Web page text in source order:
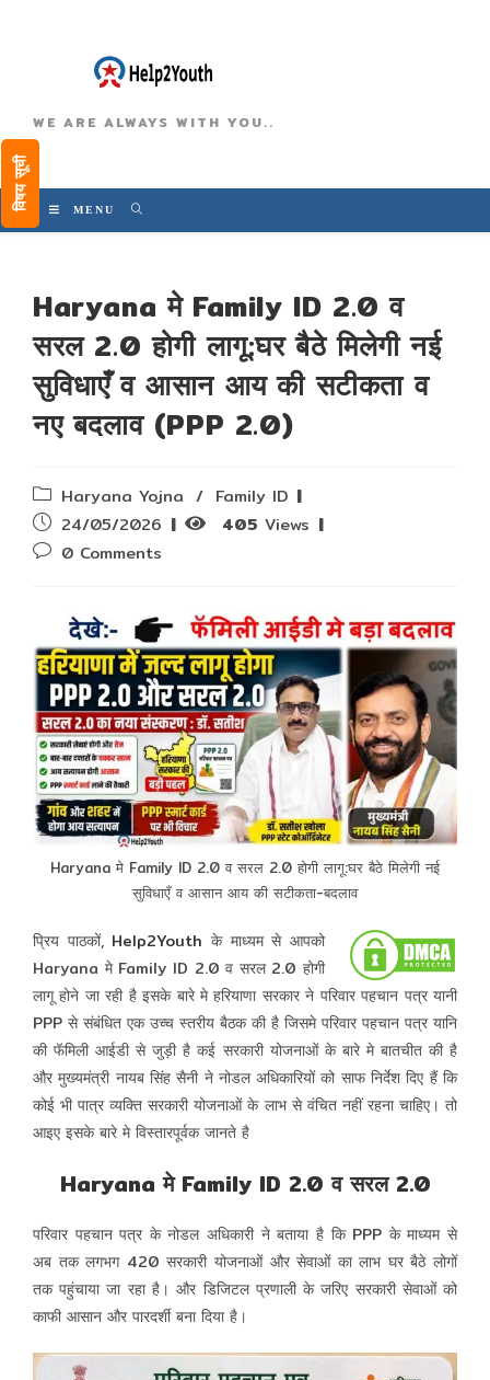
विषय सूची
WE ARE ALWAYS WITH YOU..
MENU
Haryana मे Family ID 2.0 व
सरल 2.0 होगी लागू:घर बैठे मिलेगी नई
सुविधाएँ व आसान आय की सटीकता व
नए बदलाव (PPP 2.0)
Post
category:
Haryana Yojna / Family ID
Post
published:
24/05/2026 405 Views
Post0 Comments
Haryana मे Family ID 2.0 व सरल 2.0 होगी लागू:घर बैठे मिलेगी नई
सुविधाएँ व आसान आय की सटीकता-बदलाव
प्रिय पाठकों, Help2Youth के माध्यम से आपको
Haryana मे Family ID 2.0 व सरल 2.0 होगी
लागू होने जा रही है इसके बारे मे हरियाणा सरकार ने परिवार पहचान पत्र यानी
PPP से संबंधित एक उच्च स्तरीय बैठक की है जिसमे परिवार पहचान पत्र यानि
की फॅमिली आईडी से जुड़ी है कई सरकारी योजनाओं के बारे मे बातचीत की है
और मुख्यमंत्री नायब सिंह सैनी ने नोडल अधिकारियों को साफ निर्देश दिए हैं कि
कोई भी पात्र व्यक्ति सरकारी योजनाओं के लाभ से वंचित नहीं रहना चाहिए। तो
आइए इसके बारे मे विस्तारपूर्वक जानते है
Haryana मे Family ID 2.0 व सरल 2.0
परिवार पहचान पत्र के नोडल अधिकारी ने बताया है कि PPP के माध्यम से
अब तक लगभग 420 सरकारी योजनाओं और सेवाओं का लाभ घर बैठे लोगों
तक पहुंचाया जा रहा है। और डिजिटल प्रणाली के जरिए सरकारी सेवाओं को
काफी आसान और पारदर्शी बना दिया है।